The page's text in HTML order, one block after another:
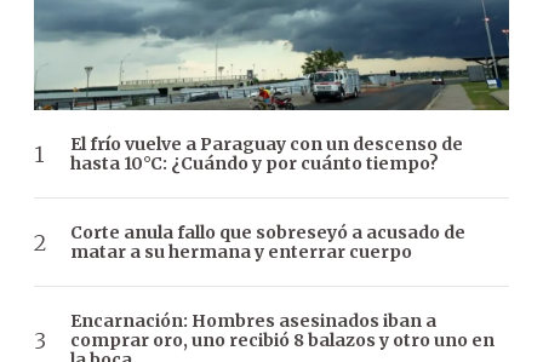
El frío vuelve a Paraguay con un descenso de
hasta 10°C: ¿Cuándo y por cuánto tiempo?
Corte anula fallo que sobreseyó a acusado de
matar a su hermana y enterrar cuerpo
Encarnación: Hombres asesinados iban a
comprar oro, uno recibió 8 balazos y otro uno en